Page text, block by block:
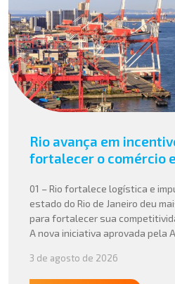
Rio avança em
fortalecer o comércio
01 – Rio fortalece logística e
estado do Rio de Janeiro deu
para fortalecer sua
A nova iniciativa aprovada pela
para empresas que atuam com
especialmente em setores que
3 de agosto de 2026